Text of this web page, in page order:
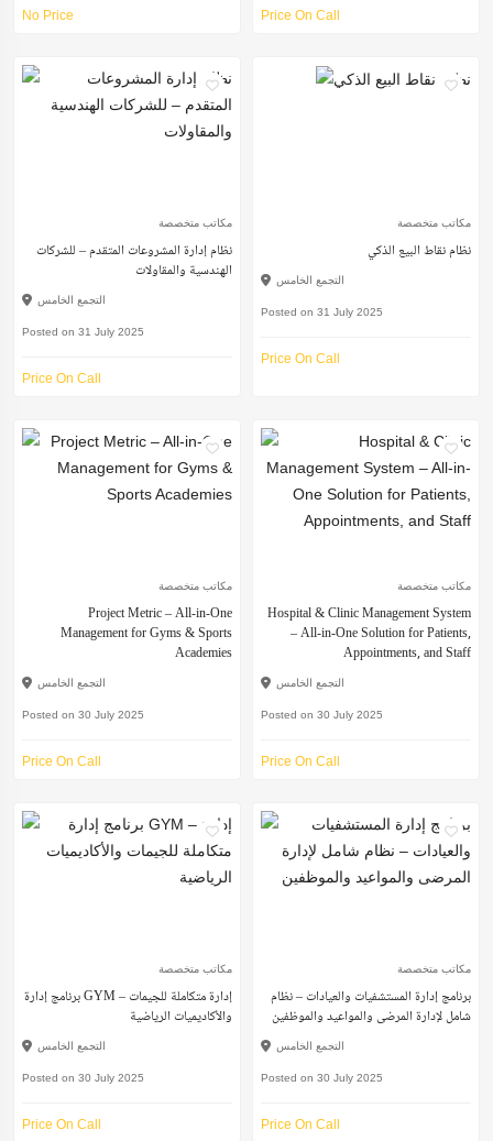
No Price Price On Call
مكاتب متخصصة
نظام إدارة المشروعات المتقدم – للشركات
الهندسية والمقاولات
التجمع الخامس
Posted on 31 July 2025
Price On Call
مكاتب متخصصة
نظام نقاط البيع الذكي
التجمع الخامس
Posted on 31 July 2025
Price On Call
مكاتب متخصصة
Project Metric – All-in-One
Management for Gyms & Sports
Academies
التجمع الخامس
Posted on 30 July 2025
Price On Call
مكاتب متخصصة
Hospital & Clinic Management System
– All-in-One Solution for Patients,
Appointments, and Staff
التجمع الخامس
Posted on 30 July 2025
Price On Call
مكاتب متخصصة
برنامج إدارة GYM – إدارة متكاملة للجيمات
والأكاديميات الرياضية
التجمع الخامس
Posted on 30 July 2025
Price On Call
مكاتب متخصصة
برنامج إدارة المستشفيات والعيادات – نظام
شامل لإدارة المرضى والمواعيد والموظفين
التجمع الخامس
Posted on 30 July 2025
Price On Call